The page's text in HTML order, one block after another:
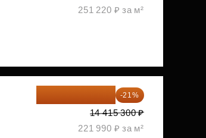
251 220 ₽ за м²
-21%
14 415 300 ₽
221 990 ₽ за м²